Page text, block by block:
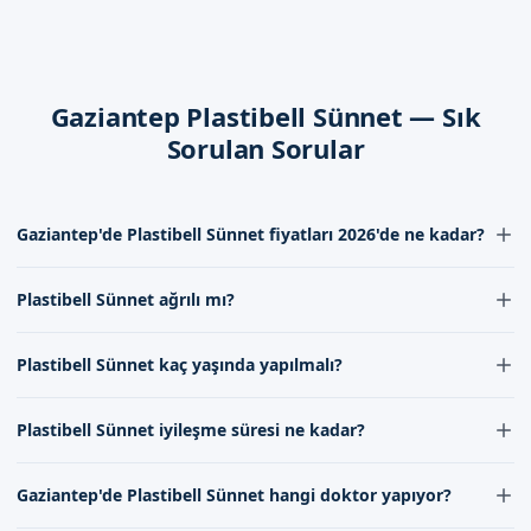
dikkatlice takip etmeniz önemlidir.
Gaziantep Plastibell sünnet hizmeti için, randevu
her zaman açık.
güvence altına alabilirsiniz. Biz, Sünnetçim olarak, sizlere en
Gaziantep Plastibell Sünnet — Sık
Sorulan Sorular
Gaziantep'de Plastibell Sünnet fiyatları 2026'de ne kadar?
kadromuzun değerlendirmesine göre değişmektedir. İletişim
Plastibell Sünnet ağrılı mı?
nedenle ağrı hissedilmez. İşlem sonrası hafif bir rahatsızlık olabilir,
Plastibell Sünnet kaç yaşında yapılmalı?
uygulanır, ancak bu yaş aralığı doktorumuzun değerlendirmesine
zamanlaması doktorumuzun tavsiyesine göre belirlenmelidir.
Plastibell Sünnet iyileşme süresi ne kadar?
civarındadır. Bu süre zarfında normal faaliyetlere devam edilebilir,
Gaziantep'de Plastibell Sünnet hangi doktor yapıyor?